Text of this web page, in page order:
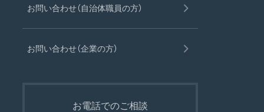
お問い合わせ（自治体職員の方）
お問い合わせ（企業の方）
お電話でのご相談